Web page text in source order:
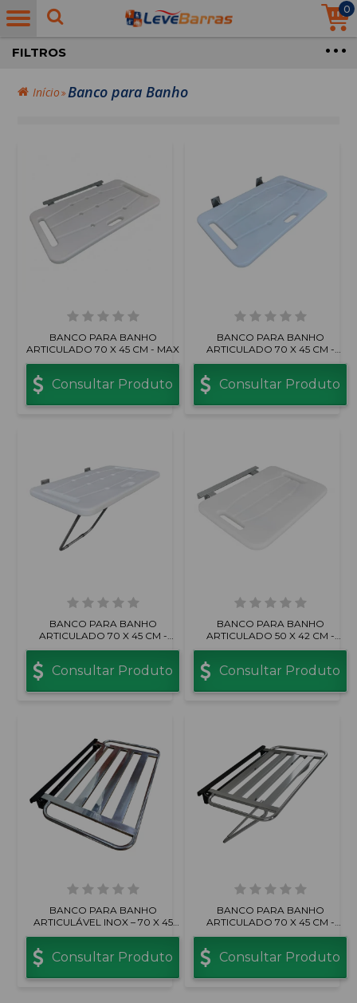
0
Início Banco para Banho
FILTROS
BANCO PARA BANHO
ARTICULADO 70 X 45 CM - MAX
Consultar Produto
BANCO PARA BANHO
ARTICULADO 70 X 45 CM -
PRIME
Consultar Produto
BANCO PARA BANHO
ARTICULADO 70 X 45 CM -
PRIME COM PÉ
Consultar Produto
BANCO PARA BANHO
ARTICULADO 50 X 42 CM -
COMPACTO
Consultar Produto
BANCO PARA BANHO
ARTICULÁVEL INOX – 70 X 45
CM
Consultar Produto
BANCO PARA BANHO
ARTICULADO 70 X 45 CM -
INOX COM PÉ
Consultar Produto